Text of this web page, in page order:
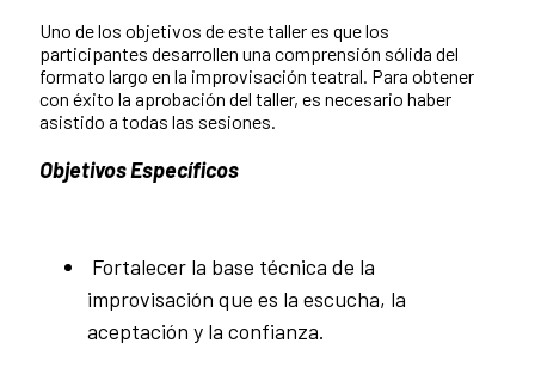
Uno de los objetivos de este taller es que los
participantes desarrollen una comprensión sólida del
formato largo en la improvisación teatral. Para obtener
con éxito la aprobación del taller, es necesario haber
asistido a todas las sesiones.
Objetivos Específicos
Fortalecer la base técnica de la
improvisación que es la escucha, la
aceptación y la confianza.